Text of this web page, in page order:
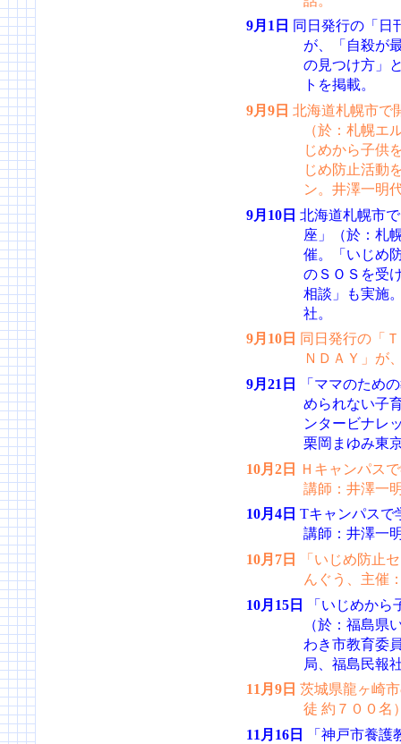
9月1日 同日発行の「日
が、「自殺が
の見つけ方」
トを掲載。
9月9日 北海道札幌市で
（於：札幌エ
じめから子供
じめ防止活動
ン。井澤一明
9月10日 北海道札幌市
座」（於：札
催。「いじめ
のＳＯＳを受
相談」も実施
社。
9月10日 同日発行の「
ＮＤＡＹ」が
9月21日
「ママのため
められない子
ンタービナレ
栗岡まゆみ東
10月2日
Ｈキャンパス
講師：井澤一
10月4日 Tキャンパスで
講師：井澤一
10月7日
「いじめ防止
んぐう、主催
10月15日
「いじめから
（於：福島県
わき市教育委
局、福島民報
11月9日 茨城県龍ヶ崎
徒 約７００名
11月16日
「神戸市養護